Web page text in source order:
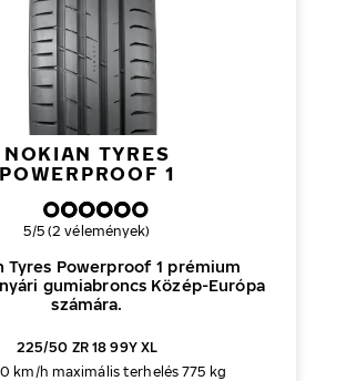
NOKIAN TYRES
POWERPROOF 1
Tyres Powerproof 1 prémium
gumiabroncs Közép-Európa
számára.
Általános értékelés
5/5 (2 vélemények)
225/50 ZR 18 99Y XL
km/h maximális terhelés 775 kg